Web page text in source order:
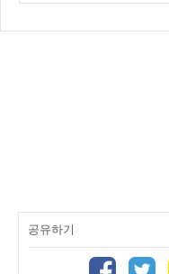
공유하기